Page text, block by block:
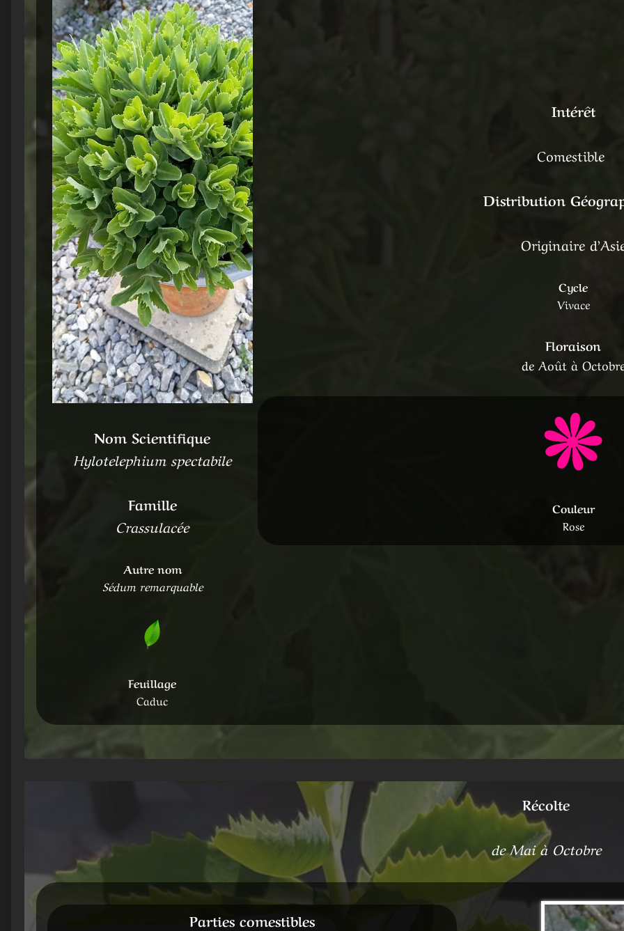
Nom Scientifique
Hylotelephium spectabile
Famille
Crassulacée
Autre nom
Sédum remarquable
Feuillage
Caduc
Intérêt
Comestible
Distribution
Originaire
Cycle
Vivace
Floraison
de Août à
Couleur
Rose
Récolte
de Mai à Octobre
Parties comestibles